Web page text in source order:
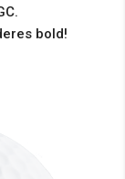
bold!